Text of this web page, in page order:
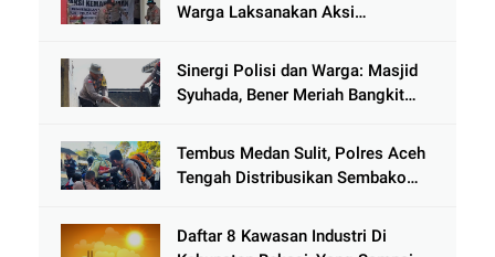
Warga Laksanakan Aksi
Tamiang
Sinergi Polisi dan Warga: Masjid
Syuhada, Bener Meriah Bangkit
Tembus Medan Sulit, Polres Aceh
Tengah Distribusikan Sembako
Jamat
Daftar 8 Kawasan Industri Di